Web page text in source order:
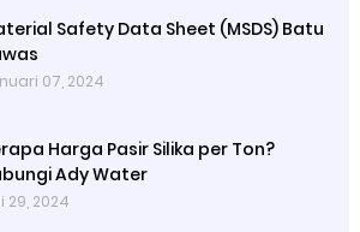
Safety Data Sheet (MSDS) Batu
07, 2024
Harga Pasir Silika per Ton?
Ady Water
29, 2024